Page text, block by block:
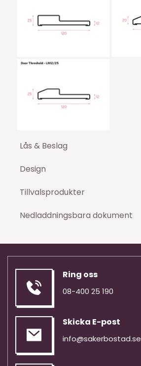
Lås & Beslag
Design
Tillvalsprodukter
Nedladdningsbara dokument
Ring oss
08-400 25 190
Skicka E-post
info@sakerbostad.se